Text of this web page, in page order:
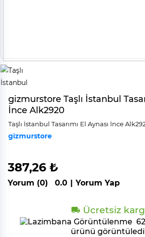
gizmurstore Taşlı İstanbul
İnce Alk2920
Taşlı İstanbul Tasarımı El Aynası İnce
gizmurstore
387,26 ₺
Yorum (0) 0.0 | Yorum Yap
Ücretsiz
ürünü